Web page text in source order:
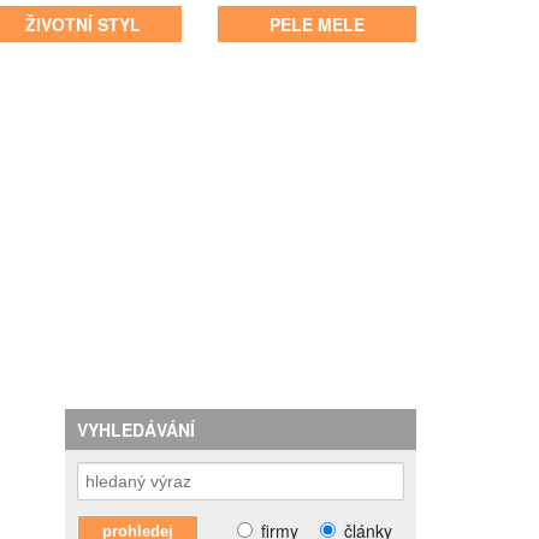
ŽIVOTNÍ STYL PELE MELE
VYHLEDÁVÁNÍ
články
firmy